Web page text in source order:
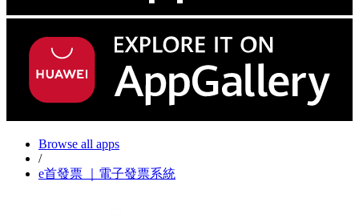
Browse all apps
/
e首發票 ｜電子發票系統